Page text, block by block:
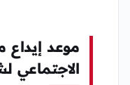
موعد
الاجتماعي